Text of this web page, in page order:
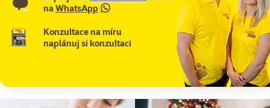
naWhatsApp
Konzultace na míru
naplánuj si konzultaci